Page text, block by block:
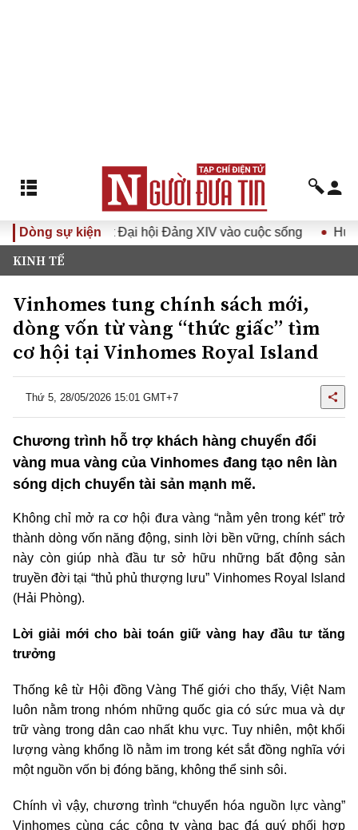
Dòng sự kiện
quyết Đại hội Đảng XIV vào cuộc sống Hướng tới
KINH TẾ
Vinhomes tung chính sách mới,
dòng vốn từ vàng “thức giấc” tìm
cơ hội tại Vinhomes Royal Island
Thứ 5, 28/05/2026 15:01 GMT+7
Chương trình hỗ trợ khách hàng chuyển đổi
vàng mua vàng của Vinhomes đang tạo nên làn
sóng dịch chuyển tài sản mạnh mẽ.
Không chỉ mở ra cơ hội đưa vàng “nằm yên trong két” trở
thành dòng vốn năng động, sinh lời bền vững, chính sách
này còn giúp nhà đầu tư sở hữu những bất động sản
truyền đời tại “thủ phủ thượng lưu” Vinhomes Royal Island
(Hải Phòng).
Lời giải mới cho bài toán giữ vàng hay đầu tư tăng
trưởng
Thống kê từ Hội đồng Vàng Thế giới cho thấy, Việt Nam
luôn nằm trong nhóm những quốc gia có sức mua và dự
trữ vàng trong dân cao nhất khu vực. Tuy nhiên, một khối
lượng vàng khổng lồ nằm im trong két sắt đồng nghĩa với
một nguồn vốn bị đóng băng, không thể sinh sôi.
Chính vì vậy, chương trình “chuyển hóa nguồn lực vàng”
Vinhomes cùng các công ty vàng bạc đá quý phối hợp